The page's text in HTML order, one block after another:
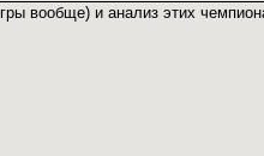
вообще) и анализ этих